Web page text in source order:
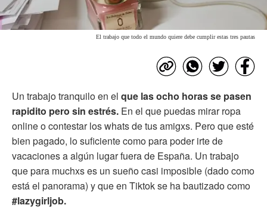
El trabajo que todo el mundo quiere debe cumplir estas tres pautas
Un trabajo tranquilo en el que las ocho horas se pasen
rapidito pero sin estrés. En el que puedas mirar ropa
online o contestar los whats de tus amigxs. Pero que esté
bien pagado, lo suficiente como para poder irte de
vacaciones a algún lugar fuera de España. Un trabajo
que para muchxs es un sueño casi imposible (dado como
está el panorama) y que en Tiktok se ha bautizado como
#lazygirljob.